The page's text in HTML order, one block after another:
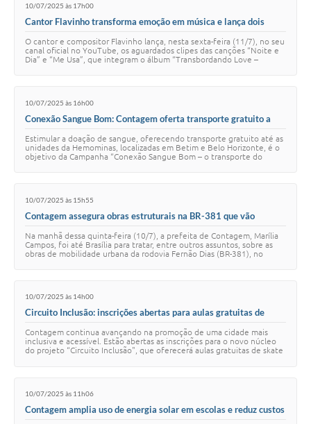
10/07/2025 às 17h00
Cantor Flavinho transforma emoção em música e lança dois
O cantor e compositor Flavinho lança, nesta sexta-feira (11/7), no seu
canal oficial no YouTube, os aguardados clipes das canções “Noite e
Dia” e “Me Usa”, que integram o álbum “Transbordando Love –
10/07/2025 às 16h00
Conexão Sangue Bom: Contagem oferta transporte gratuito a
Estimular a doação de sangue, oferecendo transporte gratuito até as
unidades da Hemominas, localizadas em Betim e Belo Horizonte, é o
objetivo da Campanha “Conexão Sangue Bom – o transporte do
10/07/2025 às 15h55
Contagem assegura obras estruturais na BR-381 que vão
Na manhã dessa quinta-feira (10/7), a prefeita de Contagem, Marília
Campos, foi até Brasília para tratar, entre outros assuntos, sobre as
obras de mobilidade urbana da rodovia Fernão Dias (BR-381), no
10/07/2025 às 14h00
Circuito Inclusão: inscrições abertas para aulas gratuitas de
Contagem continua avançando na promoção de uma cidade mais
inclusiva e acessível. Estão abertas as inscrições para o novo núcleo
do projeto “Circuito Inclusão", que oferecerá aulas gratuitas de skate
10/07/2025 às 11h06
Contagem amplia uso de energia solar em escolas e reduz custos